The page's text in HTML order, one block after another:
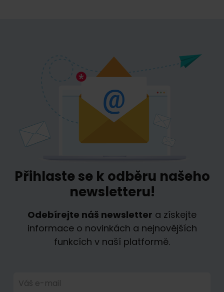
Přihlaste se k odběru našeho
newsletteru!
Odebírejte náš newsletter a získejte
informace o novinkách a nejnovějších
funkcích v naší platformě.
Váš e-mail